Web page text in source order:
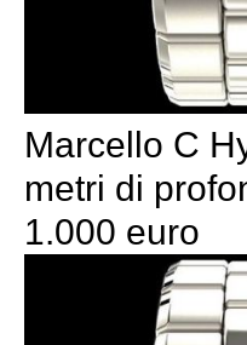
Marcello C
metri di
1.000 euro